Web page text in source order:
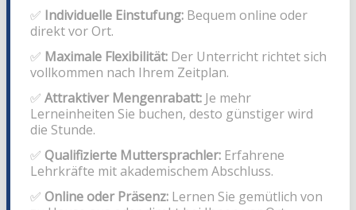
✅ Individuelle Einstufung: Bequem online oder
direkt vor Ort.
✅ Maximale Flexibilität: Der Unterricht richtet sich
vollkommen nach Ihrem Zeitplan.
✅ Attraktiver Mengenrabatt: Je mehr
Lerneinheiten Sie buchen, desto günstiger wird
die Stunde.
✅ Qualifizierte Muttersprachler: Erfahrene
Lehrkräfte mit akademischem Abschluss.
✅ Online oder Präsenz: Lernen Sie gemütlich von